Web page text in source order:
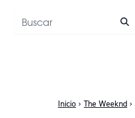
Inicio › The Weeknd ›